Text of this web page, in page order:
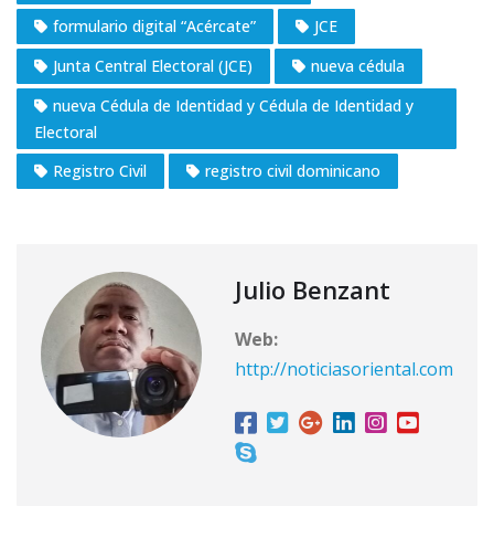
formulario digital “Acércate”
JCE
Junta Central Electoral (JCE)
nueva cédula
nueva Cédula de Identidad y Cédula de Identidad y
Electoral
Registro Civil
registro civil dominicano
Julio Benzant
Web:
http://noticiasoriental.com